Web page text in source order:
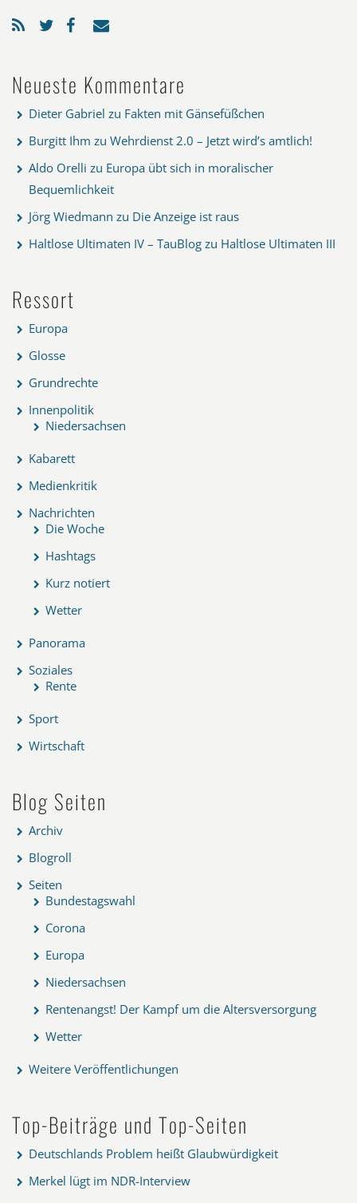
Neueste Kommentare
Dieter Gabriel zu Fakten mit Gänsefüßchen
Burgitt Ihm zu Wehrdienst 2.0 – Jetzt wird’s amtlich!
Aldo Orelli zu Europa übt sich in moralischer
Bequemlichkeit
Jörg Wiedmann zu Die Anzeige ist raus
Haltlose Ultimaten IV – TauBlog zu Haltlose Ultimaten III
Ressort
Europa
Glosse
Grundrechte
Innenpolitik
Niedersachsen
Kabarett
Medienkritik
Nachrichten
Die Woche
Hashtags
Kurz notiert
Wetter
Panorama
Soziales
Rente
Sport
Wirtschaft
Blog Seiten
Archiv
Blogroll
Seiten
Bundestagswahl
Corona
Europa
Niedersachsen
Rentenangst! Der Kampf um die Altersversorgung
Wetter
Weitere Veröffentlichungen
Top-Beiträge und Top-Seiten
Deutschlands Problem heißt Glaubwürdigkeit
Merkel lügt im NDR-Interview